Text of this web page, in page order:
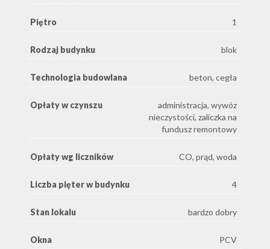
Piętro 1
Rodzaj budynku blok
Technologia budowlana beton, cegła
Opłaty w czynszu
administracja, wywóz
nieczystości, zaliczka na
fundusz remontowy
Opłaty wg liczników CO, prąd, woda
Liczba pięter w budynku 4
Stan lokalu bardzo dobry
Okna PCV